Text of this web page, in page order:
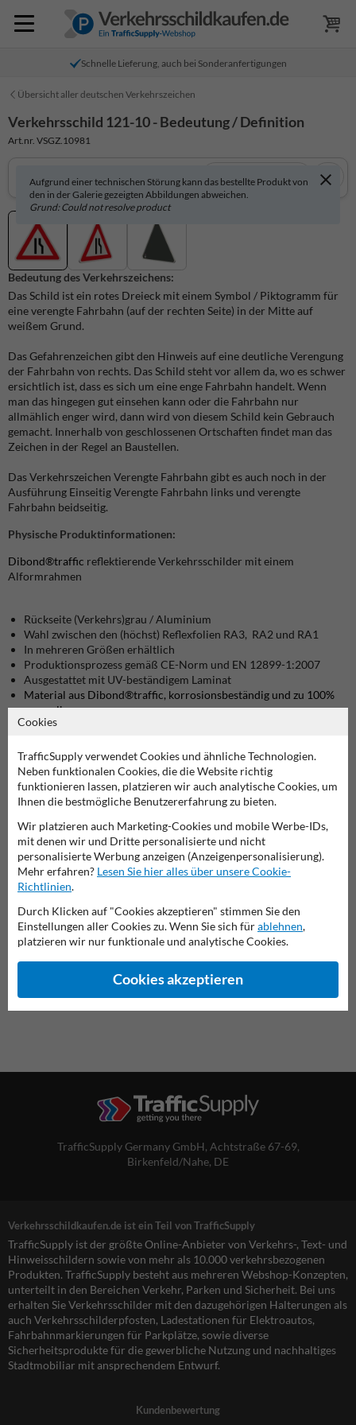
Schnelle Lieferung, auch bei Sonderanfertigungen
Übersicht aller deutschen Verkehrszeichen
Verkehrsschild 121-10
Übersicht der offiziellen Verkehrsschilder
Verkehrsschild 121-10 - Bedeutung / Definition
Art.nr. VSGZ.10981
Aufgrund einer technischen Störung kann das bestellte Produkt von
den in der Galerie gezeigten Abbildungen abweichen.
Grund: Could not resolve product
In 3D anzeigen
Bedeutung des Verkehrszeichens:
Das Schild ist ein rotes Dreieck mit einem Symbol / Piktogramm für
eine verengte Fahrbahn (auf der rechten Seite) in der Mitte auf
weißem Grund.
Das Gefahrenzeichen gibt den Hinweis auf eine deutliche Verengung
der Fahrbahn von rechts. Das Schild steht vor allem da, wo es schwer
ersichtlich ist, dass es sich um eine enge Fahrbahn handelt. Wenn
man das hingegen gut einsehen kann oder die Fahrbahn nur
allmählich enger wird, dann wird von diesem Schild kein Gebrauch
gemacht. Innerhalb von geschlossenen Ortschaften findet man das
Zeichen in der Regel an Baustellen.
Das Verkehrszeichen Verengte Fahrbahn gibt es auch noch in der
Ausführung Einseitig Verengte Fahrbahn links und verengte
Fahrbahn beidseitig.
Physische Produktinformationen:
Dibond®traffic reflektierende Verkehrsschilder mit einem
Alformrahmen
Rückseite (Verkehrs)grau / Aluminium
Wahl zwischen den (höchst) Reflexfolien RA3, RA2 und RA1
In mehreren Größen erhältlich
Produktionsprozess gemäß CE-Norm und EN 12899-1:2007
Ausgestattet mit UV-beständigem Laminat
Material aus Dibond®traffic, korrosionsbeständig und zu 100%
recycelbar
Produkt in unserem Webshop ansehen
TrafficSupply Germany GmbH, Achtstraße 67-69,
Birkenfeld/Nahe, DE
Verkehrsschildkaufen.de ist ein Teil von TrafficSupply
TrafficSupply ist der größte Online-Anbieter von Verkehrs-, Text- und
Hinweisschildern sowie von mehr als 10.000 verkehrsbezogenen
Produkten. TrafficSupply besteht aus mehreren Webshop-Konzepten,
unterteilt in den Bereichen Verkehr, Parken und Sicherheit. Bei uns
erhalten Sie Verkehrsschilder mit den dazugehörigen Halterungen als
auch Verkehrsschilderpfosten, Ladestationen für Elektroautos,
Fahrbahnmarkierungen für Parkplätze, sowie diverse
Sicherheitsprodukte für die gewerbliche Nutzung und nachhaltiges
Stadtmobiliar mit ansprechendem Entwurf.
Kundenbewertung
Cookies
TrafficSupply verwendet Cookies und ähnliche Technologien.
Neben funktionalen Cookies, die die Website richtig
funktionieren lassen, platzieren wir auch analytische Cookies, um
Ihnen die bestmögliche Benutzererfahrung zu bieten.
Wir platzieren auch Marketing-Cookies und mobile Werbe-IDs,
mit denen wir und Dritte personalisierte und nicht
personalisierte Werbung anzeigen (Anzeigenpersonalisierung).
Mehr erfahren? Lesen Sie hier alles über unsere Cookie-
Richtlinien.
Durch Klicken auf "Cookies akzeptieren" stimmen Sie den
Einstellungen aller Cookies zu. Wenn Sie sich fürablehnen,
platzieren wir nur funktionale und analytische Cookies.
Cookies akzeptieren